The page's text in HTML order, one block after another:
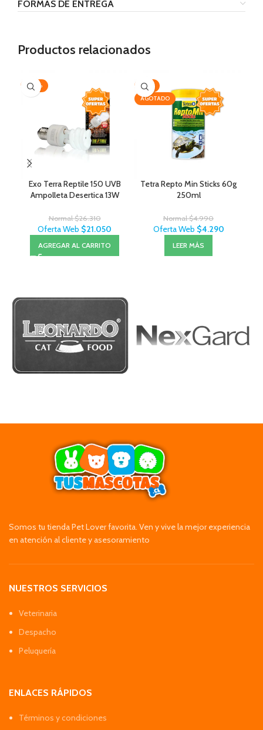
FORMAS DE ENTREGA
Productos relacionados
-20%
Exo Terra Reptile 150 UVB
Ampolleta Desertica 13W
Normal$26.310
Oferta Web $21.050
AGREGAR AL CARRITO
-14%
AGOTADO
Tetra Repto Min Sticks 60g
250ml
Normal$4.990
Oferta Web $4.290
LEER MÁS
Somos tu tienda Pet Lover favorita. Ven y vive la mejor experiencia
en atención al cliente y asesoramiento
NUESTROS SERVICIOS
Veterinaria
Despacho
Peluquería
ENLACES RÁPIDOS
Términos y condiciones